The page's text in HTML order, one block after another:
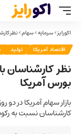
اکورایز>سرمایه>سهام>نظر
اقتصاد آمریکا تولید
نظر کارشناسان
بورس آمریکا
بازار سهام آمریکا در
کارشناسان نسبت به